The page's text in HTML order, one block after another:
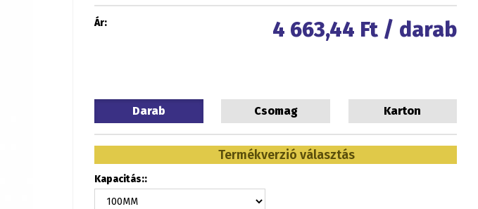
Ár: 4 663,44 Ft / darab
Darab Csomag Karton
Termékverzió választás
Kapacitás::